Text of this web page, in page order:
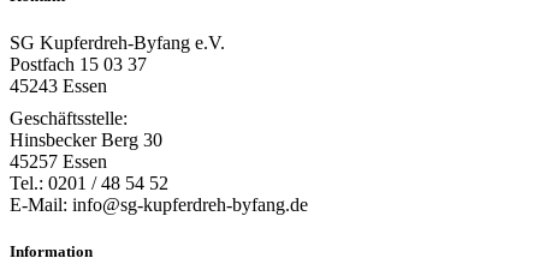
SG Kupferdreh-Byfang e.V.
Postfach 15 03 37
45243 Essen
Geschäftsstelle:
Hinsbecker Berg 30
45257 Essen
Tel.: 0201 / 48 54 52
E-Mail: info@sg-kupferdreh-byfang.de
Information